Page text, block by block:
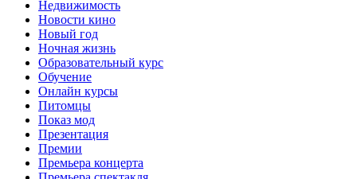
Недвижимость
Новости кино
Новый год
Ночная жизнь
Образовательный курс
Обучение
Онлайн курсы
Питомцы
Показ мод
Презентация
Премии
Премьера концерта